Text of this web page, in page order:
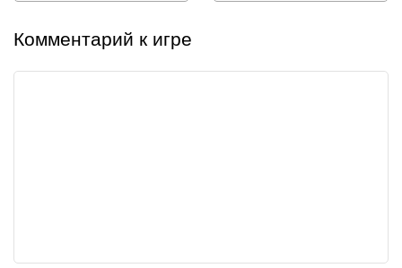
Комментарий к игре